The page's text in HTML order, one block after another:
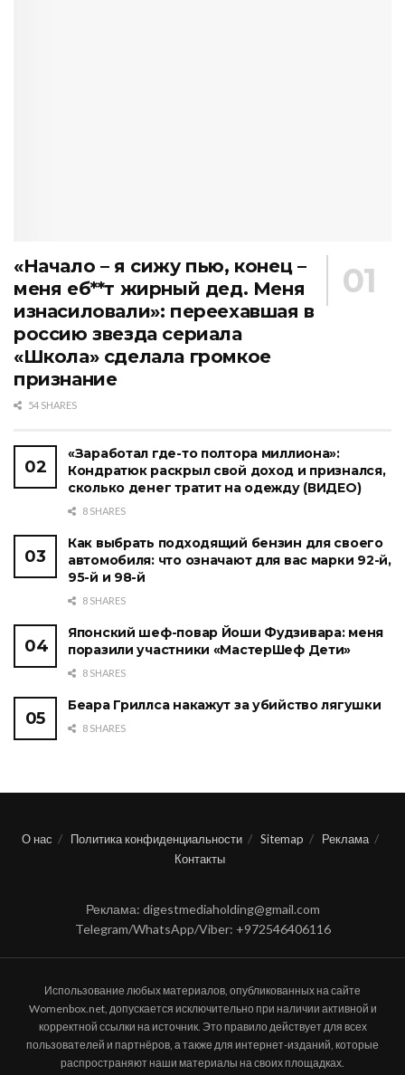
«Начало – я сижу пью, конец –
меня еб**т жирный дед. Меня
изнасиловали»: переехавшая в
россию звезда сериала
«Школа» сделала громкое
признание
54 SHARES
«Заработал где-то полтора миллиона»:
Кондратюк раскрыл свой доход и признался,
сколько денег тратит на одежду (ВИДЕО)
8 SHARES
Как выбрать подходящий бензин для своего
автомобиля: что означают для вас марки 92-й,
95-й и 98-й
8 SHARES
Японский шеф-повар Йоши Фудзивара: меня
поразили участники «МастерШеф Дети»
8 SHARES
Беара Гриллса накажут за убийство лягушки
8 SHARES
О нас Политика конфиденциальности Sitemap
Реклама
Контакты
Реклама: digestmediaholding@gmail.com
Telegram/WhatsApp/Viber: +972546406116
Использование любых материалов, опубликованных на сайте
Womenbox.net, допускается исключительно при наличии активной и
корректной ссылки на источник. Это правило действует для всех
пользователей и партнёров, а также для интернет-изданий, которые
распространяют наши материалы на своих площадках.